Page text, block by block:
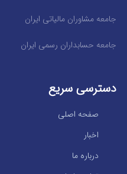
جامعه مشاوران مالیاتی ایران
جامعه حسابداران رسمی ایران
دسترسی سریع
صفحه اصلی
اخبار
درباره ما